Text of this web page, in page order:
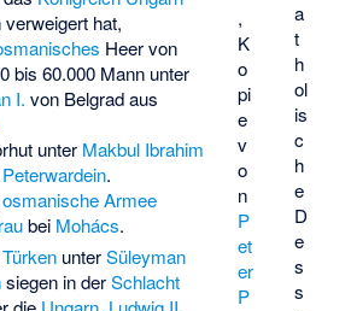
a
t
h
ol
is
c
h
e
D
e
s
s
,
K
o
pi
e
v
o
n
P
et
er
P
hat,
Heer von
bis 60.000 Mann unter
I. von Belgrad aus
unter Makbul Ibrahim
Peterwardein.
osmanische Armee
bei Mohács.
TürkenunterSüleyman
siegen in derSchlacht